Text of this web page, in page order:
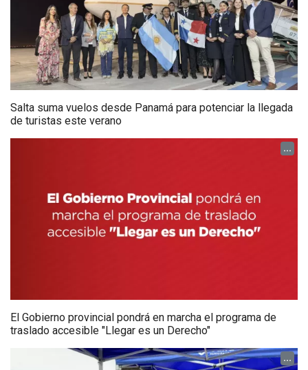
Salta suma vuelos desde Panamá para potenciar la llegada
de turistas este verano
...
El Gobierno provincial pondrá en marcha el programa de
traslado accesible "Llegar es un Derecho"
...